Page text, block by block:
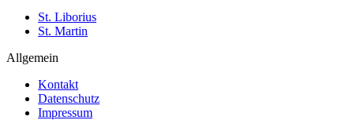
St. Liborius
St. Martin
Allgemein
Kontakt
Datenschutz
Impressum